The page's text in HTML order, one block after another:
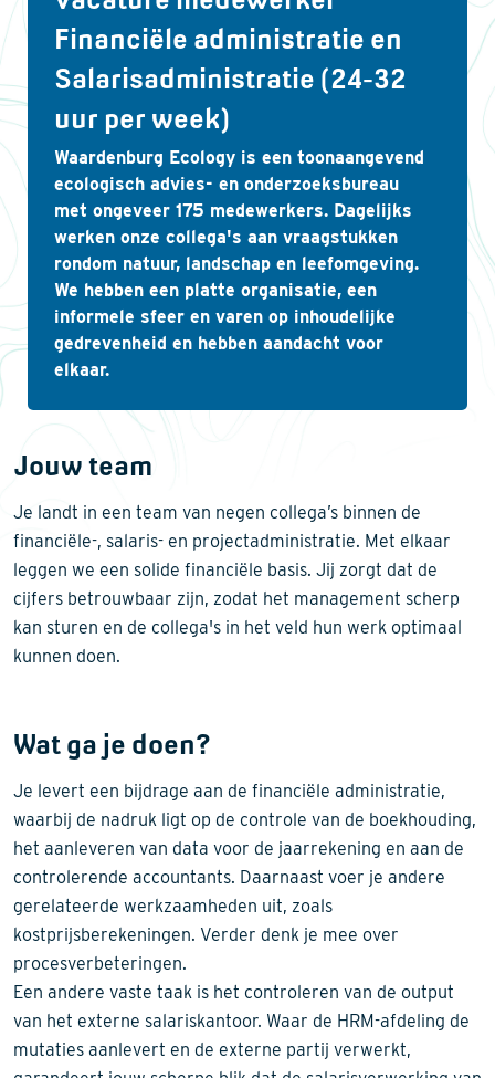
Financiële administratie en
Salarisadministratie (24-32
uur per week)
Waardenburg Ecology is een toonaangevend
ecologisch advies- en onderzoeksbureau
met ongeveer 175 medewerkers. Dagelijks
werken onze collega's aan vraagstukken
rondom natuur, landschap en leefomgeving.
We hebben een platte organisatie, een
informele sfeer en varen op inhoudelijke
gedrevenheid en hebben aandacht voor
elkaar.
Jouw team
Je landt in een team van negen collega’s binnen de
financiële-, salaris- en projectadministratie. Met elkaar
leggen we een solide financiële basis. Jij zorgt dat de
cijfers betrouwbaar zijn, zodat het management scherp
kan sturen en de collega's in het veld hun werk optimaal
kunnen doen.
Wat ga je doen?
Je levert een bijdrage aan de financiële administratie,
waarbij de nadruk ligt op de controle van de boekhouding,
het aanleveren van data voor de jaarrekening en aan de
controlerende accountants. Daarnaast voer je andere
gerelateerde werkzaamheden uit, zoals
kostprijsberekeningen. Verder denk je mee over
procesverbeteringen.
Een andere vaste taak is het controleren van de output
van het externe salariskantoor. Waar de HRM-afdeling de
mutaties aanlevert en de externe partij verwerkt,